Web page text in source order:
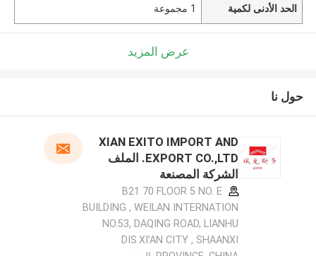
الحد الأدنى لكمية 1 مجموعة
عرض المزيد
حول نا
XIAN EXITO IMPORT AND
EXPORT CO.,LTD. الملف
الشركة المصنعة
B21 70 FLOOR 5 NO. E
BUILDING , WEILAN INTERNATION
NO.53, DAQING ROAD, LIANHU
DIS.XI'AN CITY , SHAANXI